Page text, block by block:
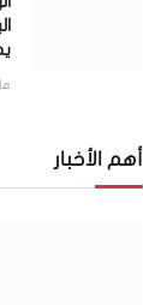
أهم الأخبار